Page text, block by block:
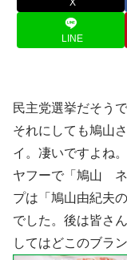
X
LINE
民主党選挙だそうで
それにしても鳩山
イ。凄いですよね
ヤフーで「鳩山 ネ
プは「鳩山由紀夫
でした。後は皆さ
してはどこのブラ